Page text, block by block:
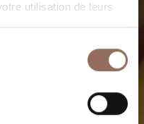
utilisation de leurs